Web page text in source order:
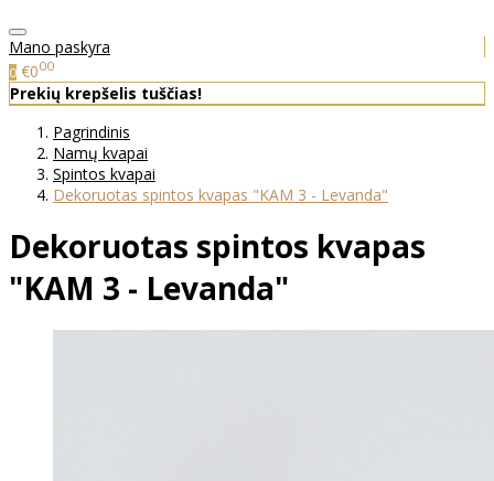
Mano paskyra
0 €000
Prekių krepšelis tuščias!
Pagrindinis
Namų kvapai
Spintos kvapai
Dekoruotas spintos kvapas "KAM 3 - Levanda"
Dekoruotas spintos kvapas
"KAM 3 - Levanda"